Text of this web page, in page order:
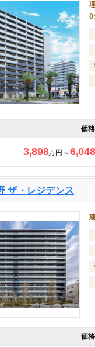
8
価格
3,898万円～6,048
ザ・レジデンス
価格